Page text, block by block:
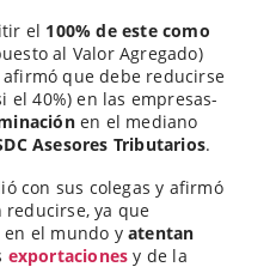
el 100% de este como
al Valor Agregado)
que debe reducirse
el 40%) en las empresas-
en el mediano
Asesores Tributarios.
con sus colegas y afirmó
ya que
el mundo y atentan
exportaciones y de la